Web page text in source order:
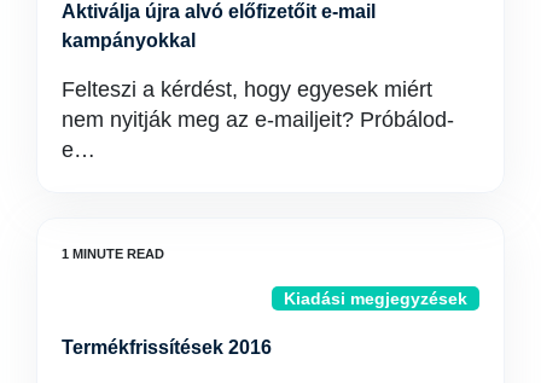
Aktiválja újra alvó előfizetőit e-mail
kampányokkal
Felteszi a kérdést, hogy egyesek miért
nem nyitják meg az e-mailjeit? Próbálod-
e…
Kiadási megjegyzések
Termékfrissítések 2016